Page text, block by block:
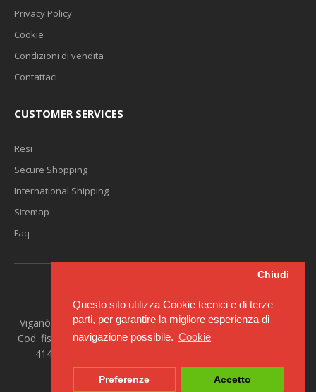
Questo sito utilizza Cookie tecnici e di terze
parti, per garantire la migliore esperienza di
navigazione possibile. Cookie
Chiudi
Preferenze Accetto
Privacy Policy
Cookie
Condizioni di vendita
Contattaci
CUSTOMER SERVICES
Resi
Secure Shopping
International Shipping
Sitemap
Faq
Viganò Srl - Sede legale: Via R. Ceccardi 3/5 - 16100 Genova -
Cod. fisc. e Reg. Imprese Genova 01509520993 R.E.A. Genova
414826 - Partita IVA IT01509520993 - Capitale sociale
10.000,00 euro i.v.